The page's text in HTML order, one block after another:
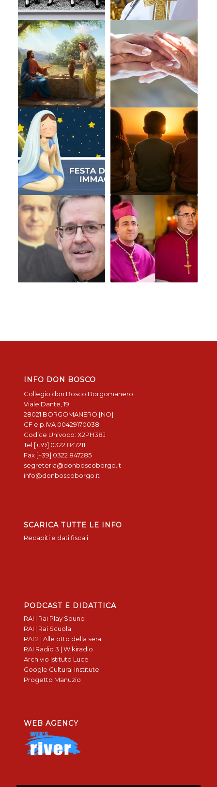
INFO DON BOSCO
Collegio don Bosco Borgomanero
Viale Dante, 19
28021 BORGOMANERO [NO]
CF e p.IVA 00429170038
Codice Univoco: X2PH38J
Tel [+39] 0322 847211
Fax [+39] 0322 847285
segreteria@donboscoborgo.it
info@donboscoborgo.it
SCARICA TUTTE LE INFO
Recapiti e dati fiscali
PODCAST E DIDATTICA
RAI | Rai Play Sound
RAI | Rai Scuola
RAI 2 | Alle otto della sera
RAI Radio 3 | Wikiradio
Archivio Istituto Luce
Google Cultural Institute
Progetto Manuzio
WEB AGENCY